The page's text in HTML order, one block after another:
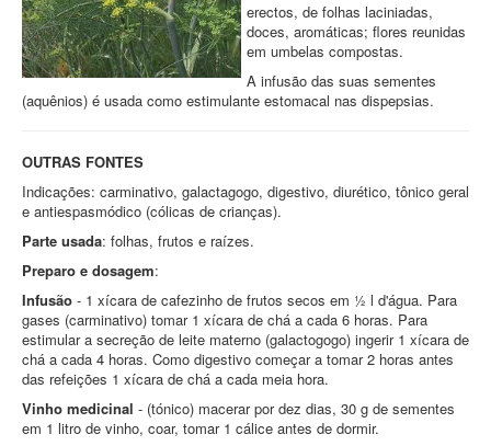
erectos, de folhas laciniadas,
doces, aromáticas; flores reunidas
em umbelas compostas.
A infusão das suas sementes
(aquênios) é usada como estimulante estomacal nas dispepsias.
OUTRAS FONTES
Indicações: carminativo, galactagogo, digestivo, diurético, tônico geral
e antiespasmódico (cólicas de crianças).
Parte usada: folhas, frutos e raízes.
Preparo e dosagem:
Infusão - 1 xícara de cafezinho de frutos secos em ½ l d'água. Para
gases (carminativo) tomar 1 xícara de chá a cada 6 horas. Para
estimular a secreção de leite materno (galactogogo) ingerir 1 xícara de
chá a cada 4 horas. Como digestivo começar a tomar 2 horas antes
das refeições 1 xícara de chá a cada meia hora.
Vinho medicinal - (tónico) macerar por dez dias, 30 g de sementes
em 1 litro de vinho, coar, tomar 1 cálice antes de dormir.